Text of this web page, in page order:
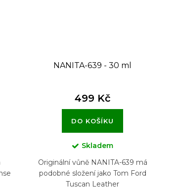
NANITA-639 - 30 ml
499 Kč
DO KOŠÍKU
Skladem
Originální vůně NANITA-639 má
podobné složení jako Tom Ford
Tuscan Leather